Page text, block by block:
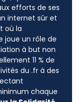
efforts de ses
internet sûr et
où la
un rôle de
à but non
11 % de
du .fr à des
chaque